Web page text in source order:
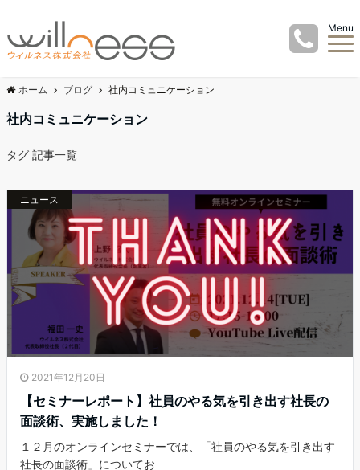
Menu
ホーム ブログ 社内コミュニケーション
社内コミュニケーション
タグ 記事一覧
ニュース
2021年12月20日
【セミナーレポート】社員のやる気を引き出す社長の
面談術、実施しました！
１２月のオンラインセミナーでは、「社員のやる気を引き出す
社長の面談術」についてお